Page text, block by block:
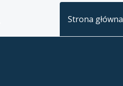
Strona główna